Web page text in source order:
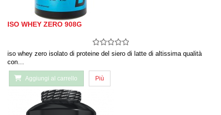
ISO WHEY ZERO 908G
iso whey zero isolato di proteine del siero di latte di altissima qualità
con…
Aggiungi al carrello Più